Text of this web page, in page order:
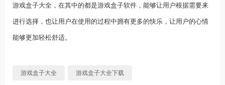
游戏盒子大全，在其中的都是游戏盒子软件，能够让用户根据需要来
进行选择，也让用户在使用的过程中拥有更多的快乐，让用户的心情
能够更加轻松舒适。
游戏盒子大全 游戏盒子大全下载